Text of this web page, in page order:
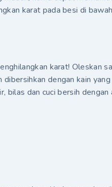
karat pada besi di
karat! Oleskan
dengan kain yang
bilas dan cuci bersih dengan